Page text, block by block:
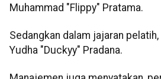
Muhammad "Flippy" Pratama.
Sedangkan dalam jajaran
Yudha "Duckyy" Pradana.